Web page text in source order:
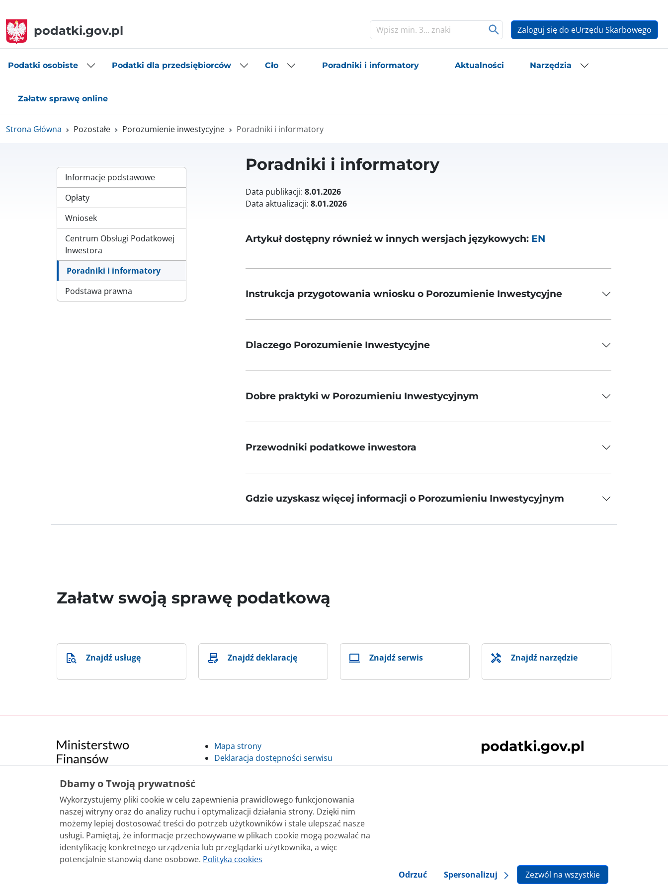
podatki.gov.pl Zaloguj się do eUrzędu Skarbowego
Podatki osobiste Podatki dla przedsiębiorców Cło Poradniki i informatory Aktualności Narzędzia
Załatw sprawę online
Strona Główna Pozostałe Porozumienie inwestycyjne Poradniki i informatory
Informacje podstawowe
Opłaty
Wniosek
Centrum Obsługi Podatkowej
Inwestora
Poradniki i informatory
Podstawa prawna
Poradniki i informatory
Data publikacji: 8.01.2026
Data aktualizacji: 8.01.2026
Artykuł dostępny również w innych wersjach językowych: EN
Instrukcja przygotowania wniosku o Porozumienie Inwestycyjne
Dlaczego Porozumienie Inwestycyjne
Dobre praktyki w Porozumieniu Inwestycyjnym
Przewodniki podatkowe inwestora
Gdzie uzyskasz więcej informacji o Porozumieniu Inwestycyjnym
Załatw swoją sprawę podatkową
Znajdź usługę Znajdź deklarację Znajdź serwis Znajdź narzędzie
Mapa strony
Deklaracja dostępności serwisu
Polityka cookie
Klauzula informacyjna Szefa Krajowej Administracji Skarbowej
podatki.gov.pl - archiwum
Treści zamieszczone w serwisie udostępniamy bezpłatnie. Korzystanie z treści opublikowanych w serwisie podatki.gov.pl, niezależnie od celu i
sposobu korzystania, nie wymaga zgody Ministerstwa Finansów. Treści znaczone w serwisie jako treści będące przedmiotem praw autorskich, o ile
nie jest to stwierdzone inaczej, są udostępniane na licencji Creative Commons Uznanie Autorstwa 3.0 Polska.
Dbamy o Twoją prywatność
Wykorzystujemy pliki cookie w celu zapewnienia prawidłowego funkcjonowania
naszej witryny oraz do analizy ruchu i optymalizacji działania strony. Dzięki nim
możemy lepiej dostosować treści do potrzeb użytkowników i stale ulepszać nasze
usługi. Pamiętaj, że informacje przechowywane w plikach cookie mogą pozwalać na
identyfikację konkretnego urządzenia lub przeglądarki użytkownika, a więc
potencjalnie stanowią dane osobowe. Polityka cookies
Odrzuć
Spersonalizuj Zezwól na wszystkie